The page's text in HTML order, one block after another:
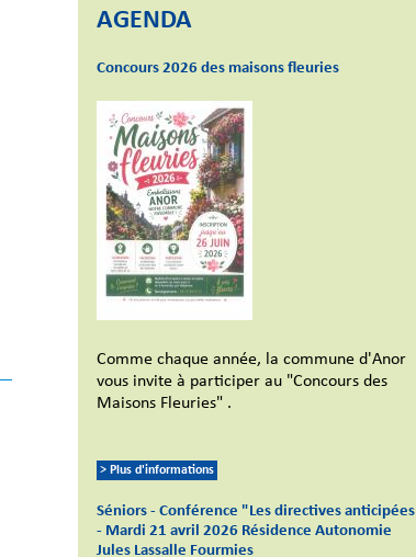
AGENDA
Concours 2026 des maisons fleuries
Comme chaque année, la commune d'Anor
vous invite à participer au "Concours des
Maisons Fleuries" .
> Plus d'informations
Séniors - Conférence "Les directives anticipées
- Mardi 21 avril 2026 Résidence Autonomie
Jules Lassalle Fourmies